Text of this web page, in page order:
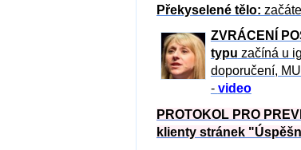
Překyselené tělo:
ZVRÁCE NÍ
typu začíná u
doporučení,
- video
PROTOKOL PRO
klienty stránek